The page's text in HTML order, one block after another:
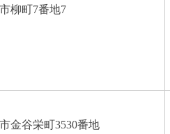
柳町7番地7
金谷栄町3530番地